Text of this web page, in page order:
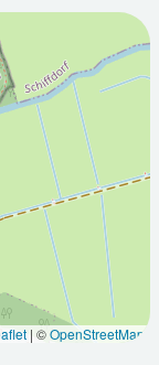
| ©OpenStreetMap